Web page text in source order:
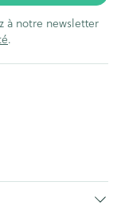
à notre newsletter
.